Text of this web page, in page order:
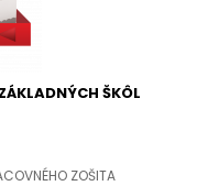
ŠKÔL
ZOŠITA